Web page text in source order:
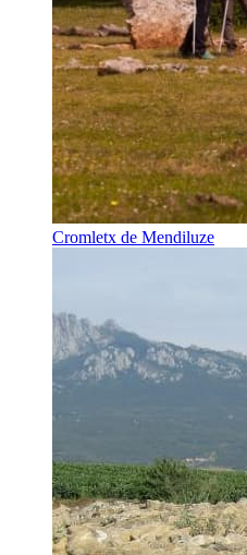
Cromletx de Mendiluze